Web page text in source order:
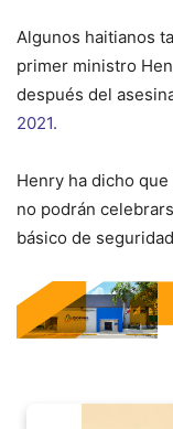
Algunos haitianos
primer ministro
después del
2021.
Henry ha dicho
no podrán
básico de